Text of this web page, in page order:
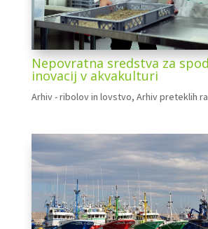
Nepovratna sredstva za
inovacij v akvakulturi
Arhiv - ribolov in lovstvo, Arhiv preteklih